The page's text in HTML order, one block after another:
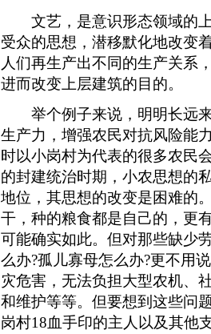
文艺，是意识形态领域的上
受众的思想，潜移默化地改变
人们再生产出不同的生产关系
进而改变上层建筑的目的。
举个例子来说，明明长远来
生产力，增强农民对抗风险能
时以小岗村为代表的很多农民
的封建统治时期，小农思想的
地位，其思想的改变是困难的
干，种的粮食都是自己的，更
可能确实如此。但对那些缺少
么办?孤儿寡母怎么办?更不用
灾危害，无法负担大型农机、
和维护等等。但要想到这些问
岗村18血手印的主人以及其他